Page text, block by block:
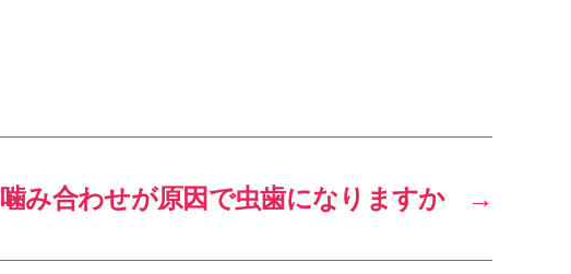
→
噛み合わせが原因で虫歯になりますか